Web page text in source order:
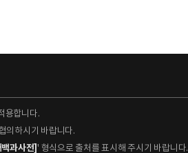
용합니다.
의하시기 바랍니다.
과사전] ' 형식으로 출처를 표시해 주시기 바랍니다.